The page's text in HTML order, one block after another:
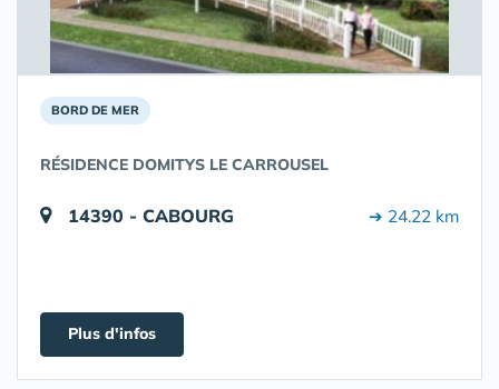
BORD DE MER
RÉSIDENCE DOMITYS LE CARROUSEL
14390 - CABOURG ➔ 24.22 km
Plus d'infos